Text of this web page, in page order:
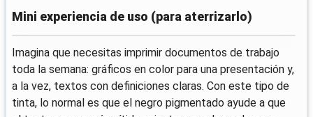
Mini experiencia de uso (para aterrizarlo)
Imagina que necesitas imprimir documentos de trabajo
toda la semana: gráficos en color para una presentación y,
a la vez, textos con definiciones claras. Con este tipo de
tinta, lo normal es que el negro pigmentado ayude a que